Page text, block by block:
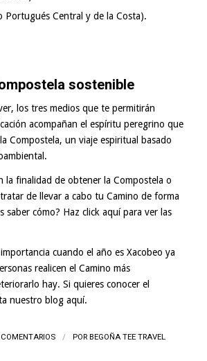
Portugués Central y de la Costa).
sostenible
los tres medios que te permitirán
acompañan el espíritu peregrino que
Compostela, un viaje espiritual basado
la finalidad de obtener la Compostela o
de llevar a cabo tu Camino de forma
saber cómo? Haz click aquípara ver las
cuando el año es Xacobeo ya
realicen el Camino más
hay. Si quieres conocer el
nuestro blog aquí.
/ POR BEGOÑA TEE TRAVEL